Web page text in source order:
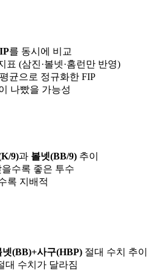
를 동시에 비교
표 (삼진·볼넷·홈런만 반영)
균으로 정규화한 FIP
나빴을 가능성
9)과 볼넷(BB/9) 추이
수록 좋은 투수
록 지배적
넷(BB)+사구(HBP) 절대 수치 추이
대 수치가 달라짐